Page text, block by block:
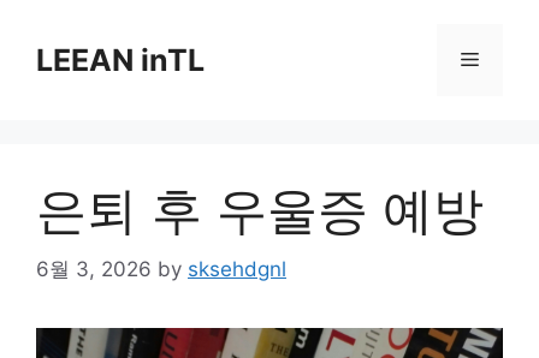
contentLEEAN inTL Menu
은퇴 후 우울증 예방
6월 3, 2026 by sksehdgnl